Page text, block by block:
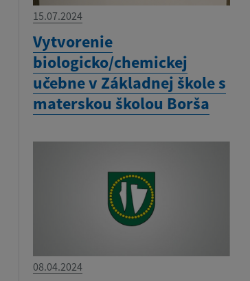
15.07.2024
Vytvorenie
biologicko/chemickej
učebne v Základnej škole s
materskou školou Borša
08.04.2024